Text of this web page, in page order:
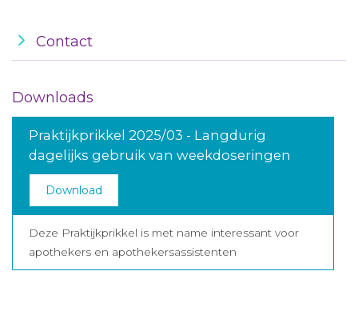
Contact
Downloads
Praktijkprikkel 2025/03 - Langdurig
dagelijks gebruik van weekdoseringen
Download
Deze Praktijkprikkel is met name interessant voor
apothekers en apothekersassistenten